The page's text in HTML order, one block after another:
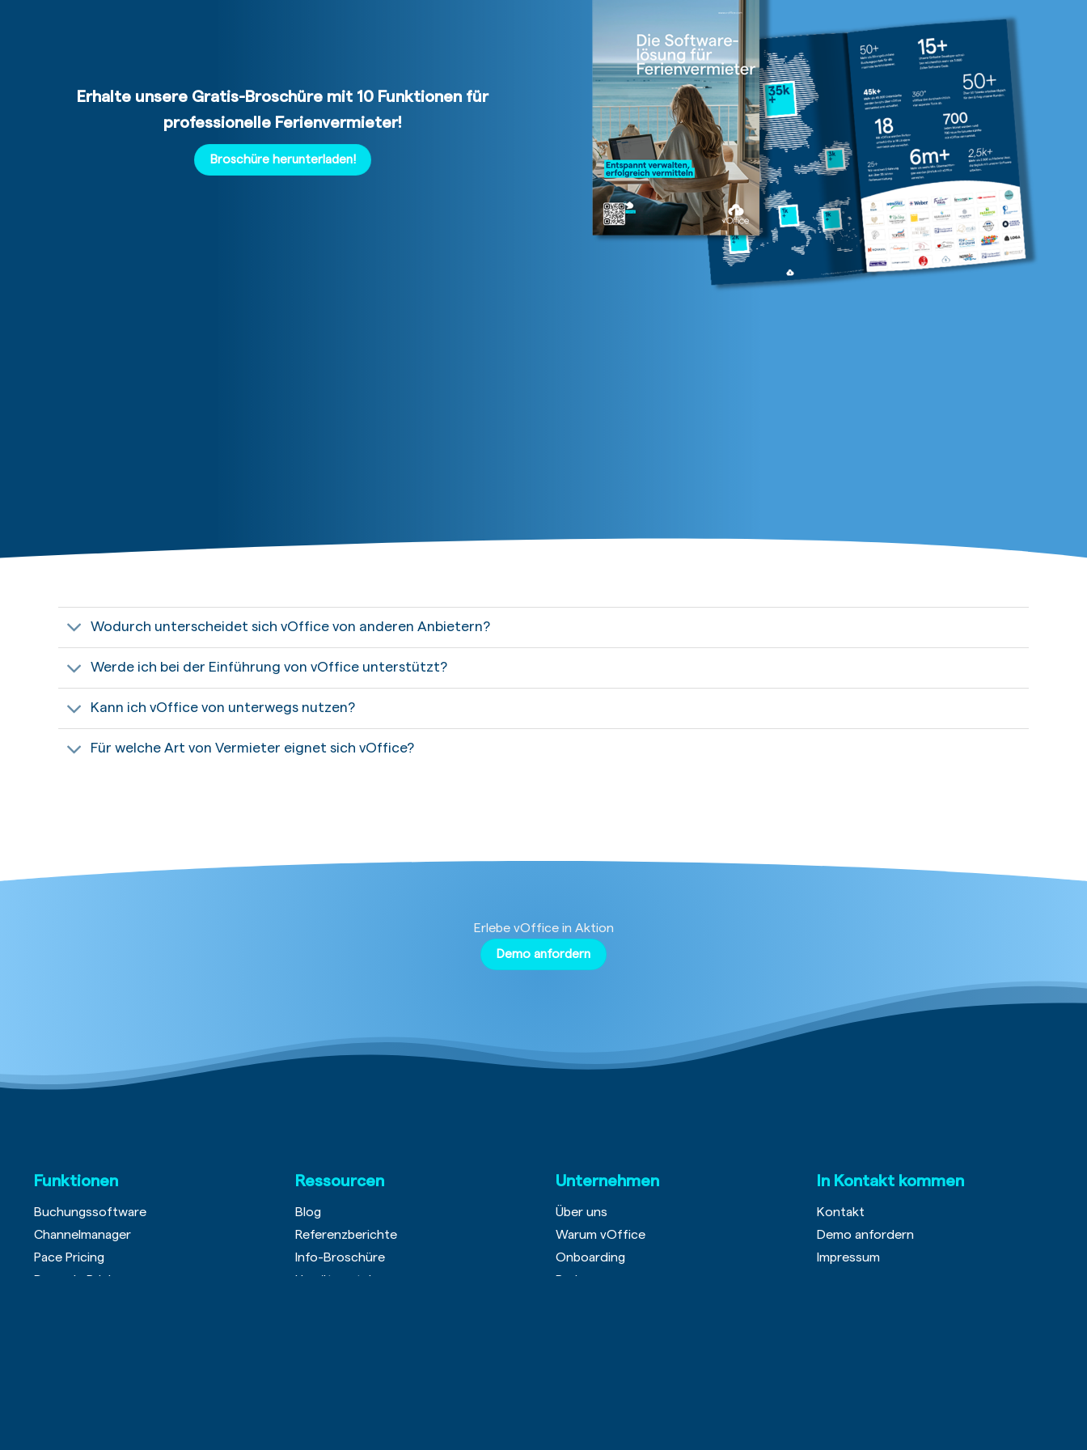
Erhalte unsere Gratis-Broschüre mit 10 Funktionen für
professionelle Ferienvermieter!
Broschüre herunterladen!
Wodurch unterscheidet sich vOffice von anderen Anbietern?
Werde ich bei der Einführung von vOffice unterstützt?
Kann ich vOffice von unterwegs nutzen?
Für welche Art von Vermieter eignet sich vOffice?
Erlebe vOffice in Aktion
Demo anfordern
Funktionen
Buchungssoftware
Channelmanager
Pace Pricing
Dynamic Pricing
Ressourcen
Blog
Referenzberichte
Info-Broschüre
Umsätze steigern
Unternehmen
Über uns
Warum vOffice
Onboarding
Preise
In Kontakt kommen
Kontakt
Demo anfordern
Impressum